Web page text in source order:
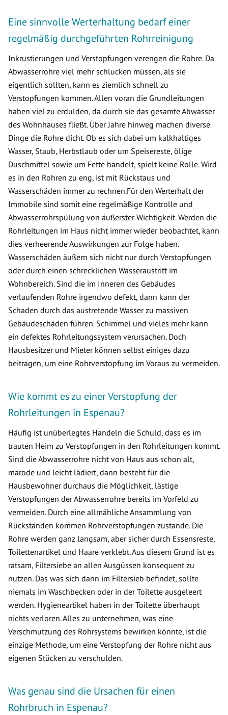
Eine sinnvolle Werterhaltung bedarf einer
regelmäßig durchgeführten Rohrreinigung
Inkrustierungen und Verstopfungen verengen die Rohre. Da
Abwasserrohre viel mehr schlucken müssen, als sie
eigentlich sollten, kann es ziemlich schnell zu
Verstopfungen kommen. Allen voran die Grundleitungen
haben viel zu erdulden, da durch sie das gesamte Abwasser
des Wohnhauses fließt. Über Jahre hinweg machen diverse
Dinge die Rohre dicht. Ob es sich dabei um kalkhaltiges
Wasser, Staub, Herbstlaub oder um Speisereste, ölige
Duschmittel sowie um Fette handelt, spielt keine Rolle. Wird
es in den Rohren zu eng, ist mit Rückstaus und
Wasserschäden immer zu rechnen.Für den Werterhalt der
Immobile sind somit eine regelmäßige Kontrolle und
Abwasserrohrspülung von äußerster Wichtigkeit. Werden die
Rohrleitungen im Haus nicht immer wieder beobachtet, kann
dies verheerende Auswirkungen zur Folge haben.
Wasserschäden äußern sich nicht nur durch Verstopfungen
oder durch einen schrecklichen Wasseraustritt im
Wohnbereich. Sind die im Inneren des Gebäudes
verlaufenden Rohre irgendwo defekt, dann kann der
Schaden durch das austretende Wasser zu massiven
Gebäudeschäden führen. Schimmel und vieles mehr kann
ein defektes Rohrleitungssystem verursachen. Doch
Hausbesitzer und Mieter können selbst einiges dazu
beitragen, um eine Rohrverstopfung im Voraus zu vermeiden.
Wie kommt es zu einer Verstopfung der
Rohrleitungen in Espenau?
Häufig ist unüberlegtes Handeln die Schuld, dass es im
trauten Heim zu Verstopfungen in den Rohrleitungen kommt.
Sind die Abwasserrohre nicht von Haus aus schon alt,
marode und leicht lädiert, dann besteht für die
Hausbewohner durchaus die Möglichkeit, lästige
Verstopfungen der Abwasserrohre bereits im Vorfeld zu
vermeiden. Durch eine allmähliche Ansammlung von
Rückständen kommen Rohrverstopfungen zustande. Die
Rohre werden ganz langsam, aber sicher durch Essensreste,
Toilettenartikel und Haare verklebt. Aus diesem Grund ist es
ratsam, Filtersiebe an allen Ausgüssen konsequent zu
nutzen. Das was sich dann im Filtersieb befindet, sollte
niemals im Waschbecken oder in der Toilette ausgeleert
werden. Hygieneartikel haben in der Toilette überhaupt
nichts verloren. Alles zu unternehmen, was eine
Verschmutzung des Rohrsystems bewirken könnte, ist die
einzige Methode, um eine Verstopfung der Rohre nicht aus
eigenen Stücken zu verschulden.
Was genau sind die Ursachen für einen
Rohrbruch in Espenau?